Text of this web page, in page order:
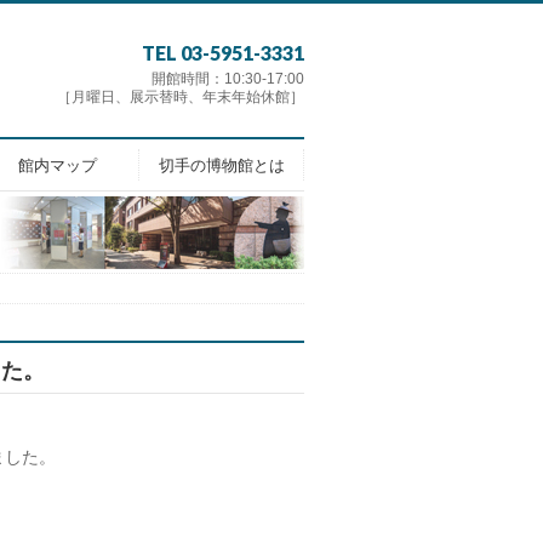
TEL 03-5951-3331
開館時間：10:30-17:00
［月曜日、展示替時、年末年始休館］
館内マップ 切手の博物館とは
。
た。